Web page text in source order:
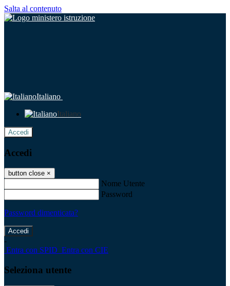
Salta al contenuto
Italiano
Italiano
Accedi
Accedi
button close ×
Nome Utente
Password
Password dimenticata?
-
Entra con SPID Entra con CIE
Seleziona utente